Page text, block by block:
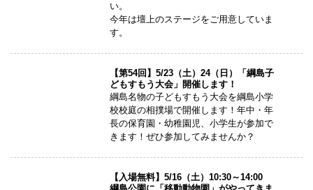
い。
今年は壇上のステージをご用意していま
す。
【第54回】5/23（土）24（日）「綱島子
どもすもう大会」開催します！
綱島名物の子どもすもう大会を綱島小学
校校庭の相撲場で開催します！年中・年
長の保育園・幼稚園児、小学生が参加で
きます！ぜひ参加してみませんか？
【入場無料】5/16（土）10:30～14:00